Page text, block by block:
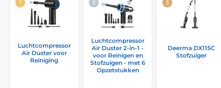
Luchtcompressor
Air Duster voor
Reiniging
Luchtcompressor
Air Duster 2-in-1 -
voor Reinigen en
Stofzuigen - met 6
Opzetstukken
Deerma DX115C
Stofzuiger